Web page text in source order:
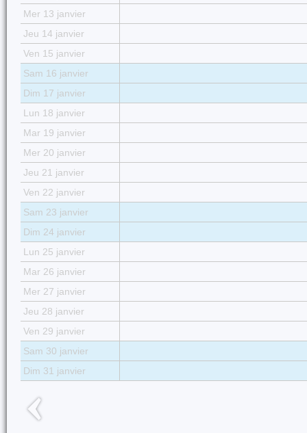
Mer 13 janvier
Jeu 14 janvier
Ven 15 janvier
Sam 16 janvier
Dim 17 janvier
Lun 18 janvier
Mar 19 janvier
Mer 20 janvier
Jeu 21 janvier
Ven 22 janvier
Sam 23 janvier
Dim 24 janvier
Lun 25 janvier
Mar 26 janvier
Mer 27 janvier
Jeu 28 janvier
Ven 29 janvier
Sam 30 janvier
Dim 31 janvier